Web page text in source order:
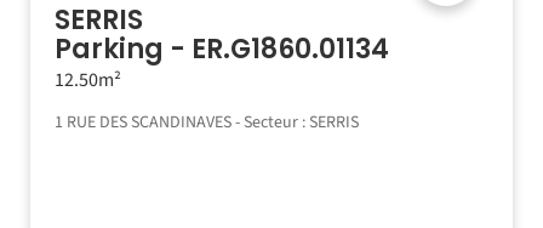
SERRIS
Parking - ER.G1860.01134
12.50m²
1 RUE DES SCANDINAVES - Secteur : SERRIS